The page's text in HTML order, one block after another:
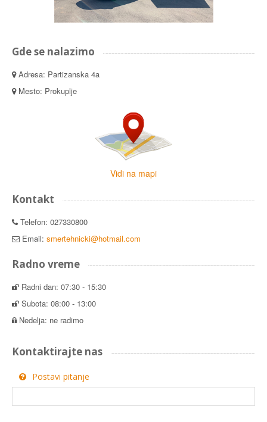
Gde se nalazimo
Adresa: Partizanska 4a
Mesto: Prokuplje
Vidi na mapi
Kontakt
Telefon: 027330800
Email: smertehnicki@hotmail.com
Radno vreme
Radni dan: 07:30 - 15:30
Subota: 08:00 - 13:00
Nedelja: ne radimo
Kontaktirajte nas
Postavi pitanje